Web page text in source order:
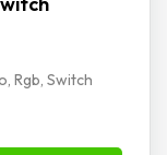
Rgb, Switch